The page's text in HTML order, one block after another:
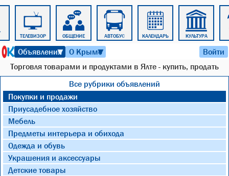
ТЕЛЕВИЗОР ОБЩЕНИЕ АВТОБУС КАЛЕНДАРЬ КУЛЬТУРА
Объявления
▼ О Крыме
▼ Войти
Торговля товарами и продуктами в Ялте - купить, продать
Все рубрики объявлений
Покупки и продажи
Приусадебное хозяйство
Мебель
Предметы интерьера и обихода
Одежда и обувь
Украшения и аксессуары
Детские товары